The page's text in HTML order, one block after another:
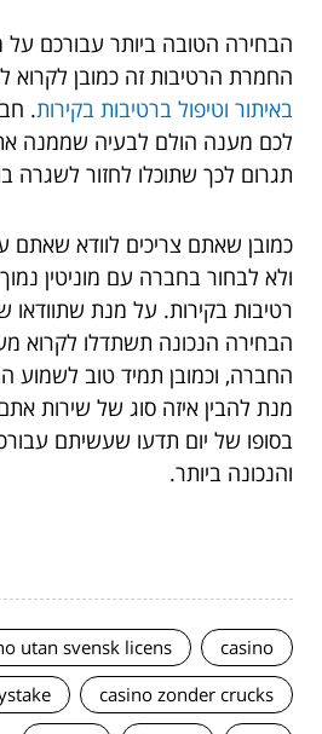
הבחירה הטובה ביותר עבורכם
החמרת הרטיבות זה כמובן
באיתור וטיפול ברטיבות בקירות.
לכם מענה הולם לבעיה שממנה
תגרום לכך שתוכלו לחזור לשגרה
כמובן שאתם צריכים לוודא שאתם
ולא לבחור בחברה עם מוניטין
רטיבות בקירות. על מנת
הבחירה הנכונה תשתדלו לקרוא
החברה, וכמובן תמיד טוב לשמוע
מנת להבין איזה סוג של שירות
בסופו של יום תדעו שעשיתם
והנכונה ביותר.
casino
utan svensk licens
casino zonder crucks